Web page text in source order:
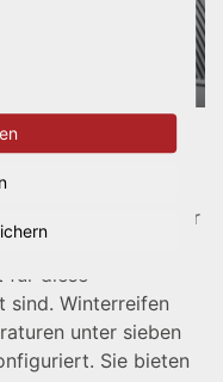
nur nasse
lassen
Das gilt vor allem für
und das
für diese
sind. Winterreifen
unter sieben
Sie bieten